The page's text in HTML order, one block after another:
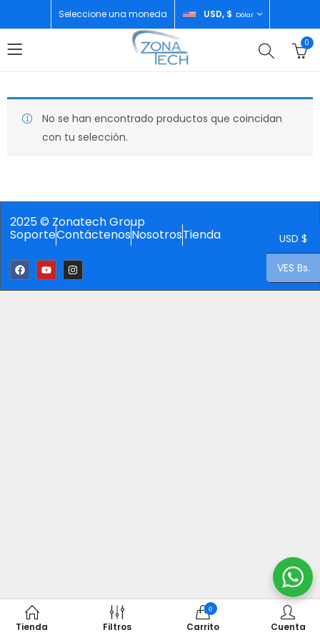
Seleccione una moneda USD, $ Dólar
0
No se han encontrado productos que coincidan
con tu selección.
2025 © Zonatech Group
SoporteContáctenosNosotrosTienda
Tienda Filtros
0
Carrito Cuenta
USD $
VES Bs.